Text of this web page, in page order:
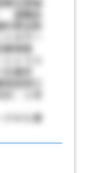
退職金
厚生制
のサー
保険
トラス
援求
談窓口
：２月
ら事